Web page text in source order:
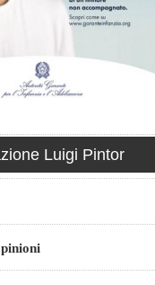
Luigi Pintor